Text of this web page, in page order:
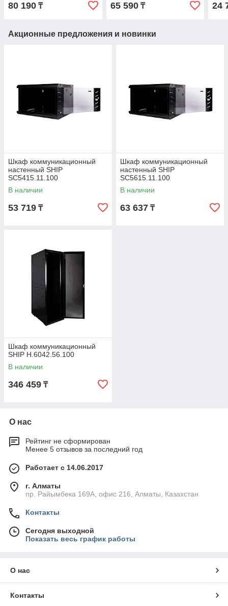
80 190 ₸ 65 590₸ 24
Акционные предложения и новинки
Шкаф коммуникационный
настенный SHIP
SC5415.11.100
В наличии
53 719 ₸
Шкаф коммуникационный
настенный SHIP
SC5615.11.100
В наличии
63 637 ₸
Шкаф коммуникационный
SHIP H.6042.56.100
В наличии
346 459 ₸
О нас
Рейтинг не сформирован
Менее 5 отзывов за последний год
Работает с 14.06.2017
г. Алматы
пр. Райымбека 169А, офис 216, Алматы, Казахстан
Контакты
Сегодня выходной
Показать весь график работы
О нас
Контакты